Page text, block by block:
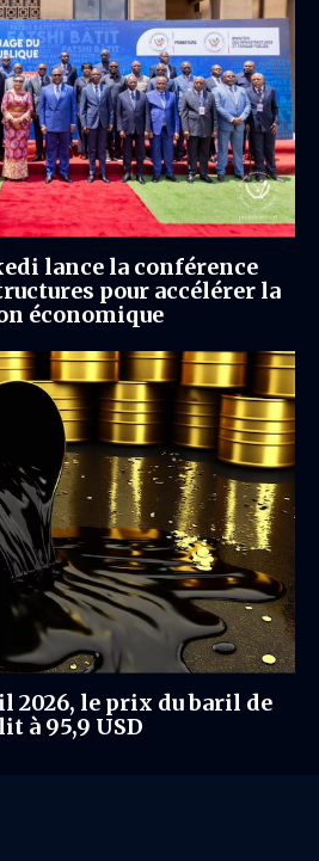
lance la conférence
pour accélérer la
économique
2026, le prix du baril de
à 95,9 USD